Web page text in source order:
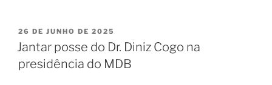
PUBLICADO
EM
26 DE JUNHO DE 2025
Jantar posse do Dr. Diniz Cogo na
presidência do MDB